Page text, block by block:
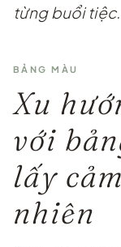
từng buổi tiệc.
BẢNG MÀU
Xu
với
lấy
nhiên